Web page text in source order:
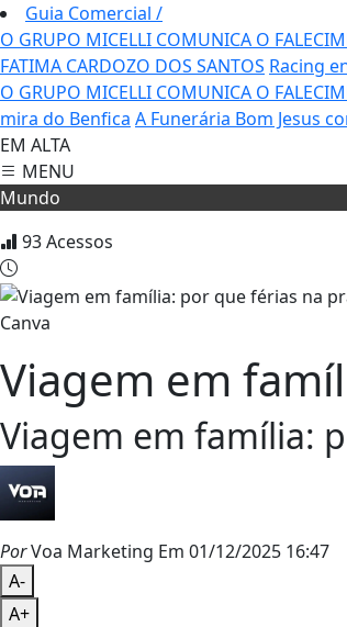
Guia Comercial /
O GRUPO MICELLI COMUNICA O
FATIMA CARDOZO DOS SANTOS Racing
O GRUPO MICELLI COMUNICA O
mira do Benfica A Funerária Bom Jesus
EM ALTA
MENU
Mundo
93Acessos
Canva
Viagem em
Viagem em família:
PorVoa Marketing Em 01/12/2025 16:47
A-
A+